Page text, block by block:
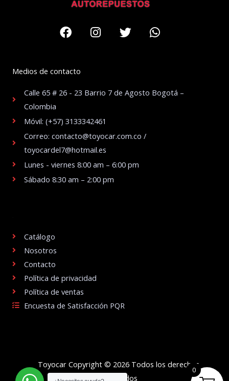
FacebookInstagram
TwitterWhatsapp
Medios de contacto
Calle 65 # 26 - 23 Barrio 7 de Agosto Bogotá –
Colombia
Móvil: (+57) 3133342461
Correo: contacto@toyocar.com.co /
toyocardel7@hotmail.es
Lunes - viernes 8:00 am – 6:00 pm
Sábado 8:30 am – 2:00 pm
Catálogo
Nosotros
Contacto
Política de privacidad
Política de ventas
Encuesta de Satisfacción PQR
Toyocar Copyright © 2026 Todos los derechos
reservados
0